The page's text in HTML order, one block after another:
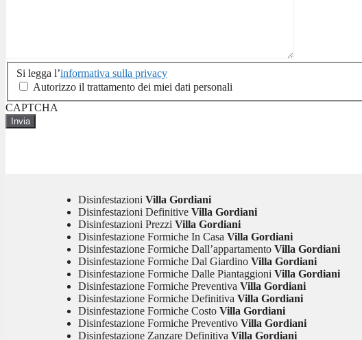
Si
legga
sulla
privacy
Si legga l’informativa sulla privacy
Autorizzo il trattamento dei miei dati personali
CAPTCHA
Disinfestazioni Villa Gordiani
Disinfestazioni Definitive Villa Gordiani
Disinfestazioni Prezzi Villa Gordiani
Disinfestazione Formiche In Casa Villa Gordiani
Disinfestazione Formiche Dall’appartamento Villa Gordiani
Disinfestazione Formiche Dal Giardino Villa Gordiani
Disinfestazione Formiche Dalle Piantaggioni Villa Gordiani
Disinfestazione Formiche Preventiva Villa Gordiani
Disinfestazione Formiche Definitiva Villa Gordiani
Disinfestazione Formiche Costo Villa Gordiani
Disinfestazione Formiche Preventivo Villa Gordiani
Disinfestazione Zanzare Definitiva Villa Gordiani